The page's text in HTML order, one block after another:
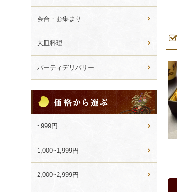
会合・お集まり
大皿料理
パーティデリバリー
格
か
ら
選
ぶ
~999円
1,000~1,999円
2,000~2,999円